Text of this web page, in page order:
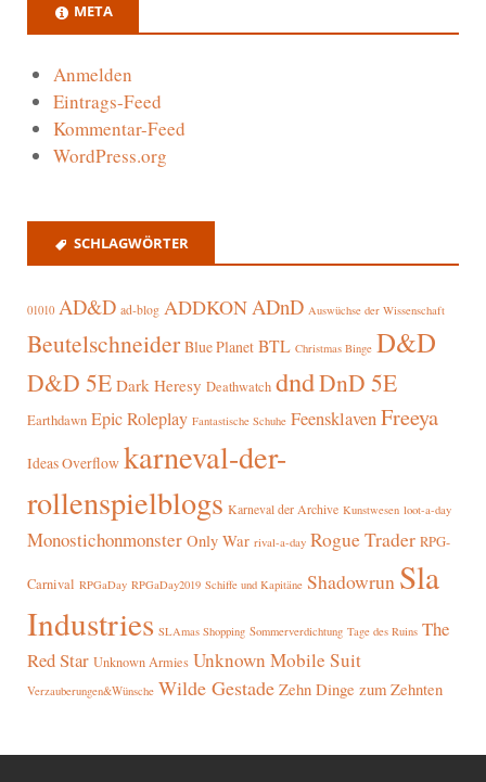
META
Anmelden
Eintrags-Feed
Kommentar-Feed
WordPress.org
SCHLAGWÖRTER
01010 AD&D ad-blog ADDKONADnD Auswüchse der Wissenschaft
Beutelschneider Blue Planet BTL Christmas Binge D&D
D&D 5E Dark Heresy Deathwatch dndDnD 5E
Earthdawn Epic Roleplay Fantastische Schuhe FeensklavenFreeya
Ideas Overflow karneval-der-
rollenspielblogs Karneval der Archive Kunstwesen loot-a-day
Monostichonmonster Only War rival-a-day Rogue Trader RPG-
Carnival RPGaDay RPGaDay2019 Schiffe und Kapitäne Shadowrun Sla
Industries SLAmas Shopping Sommerverdichtung Tage des Ruins The
Red Star Unknown Armies Unknown Mobile Suit
Verzauberungen&Wünsche Wilde Gestade Zehn Dinge zum Zehnten